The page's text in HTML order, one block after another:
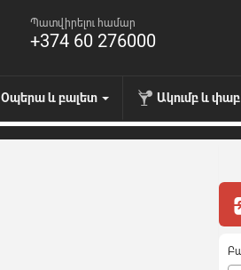
Պատվիրելու համար
+374 60 276000
Օպերա և բալետ Ակումբ և փաբ